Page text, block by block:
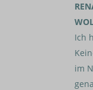
Ich
im